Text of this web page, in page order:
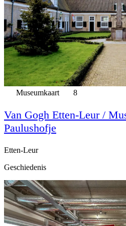
Museumkaart 8
Van Gogh Etten-Leur /
Paulushofje
Etten-Leur
Geschiedenis